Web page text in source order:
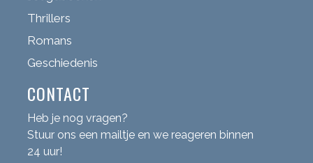
Thrillers
Romans
Geschiedenis
CONTACT
Heb je nog vragen?
Stuur ons een mailtje en we reageren binnen
24 uur!